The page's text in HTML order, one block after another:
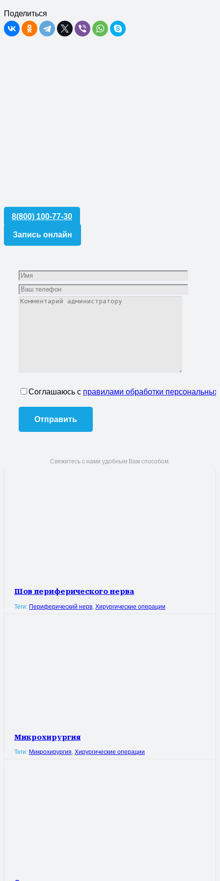
Поделиться
8(800) 100-77-30
Запись онлайн
Соглашаюсь с правилами обработки
Свяжитесь с нами удобным Вам способом.
Шов периферического нерва
Теги: Периферический нерв Хирургические операции
Микрохирургия
Теги: Микрохирургия, Хирургические операции